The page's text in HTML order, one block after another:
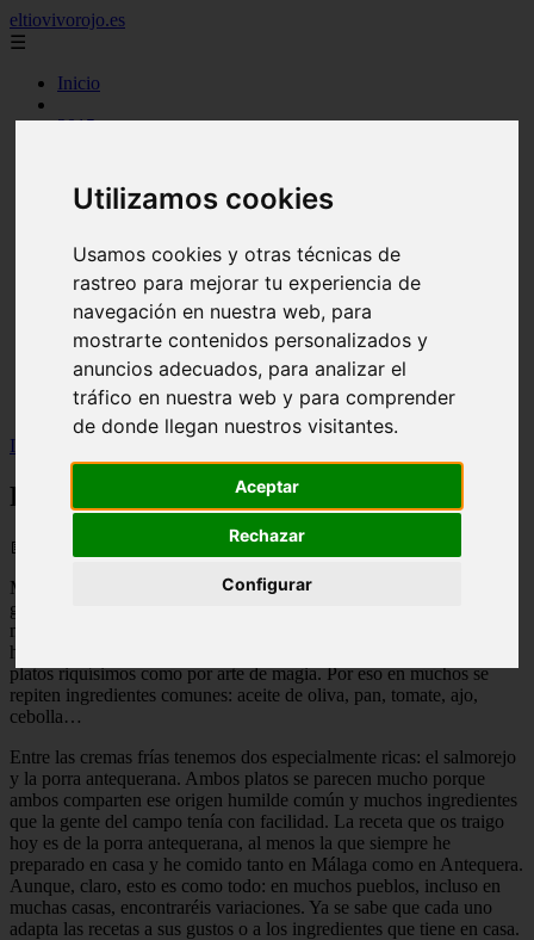
Utilizamos cookies
Usamos cookies y otras técnicas de
rastreo para mejorar tu experiencia de
navegación en nuestra web, para
mostrarte contenidos personalizados y
anuncios adecuados, para analizar el
tráfico en nuestra web y para comprender
de donde llegan nuestros visitantes.
Aceptar
Rechazar
Configurar
eltiovivorojo.es
☰
Inicio
2015
carnes
comidas
huevos
mariscos
otros
postres
producto
reposteria
venezuela
verduras
Inicio
Porra antequerana
📅 21/05/2025
Me encanta la porra antequerana, el salmorejo, el ajoblanco, el
gazpacho… Son, bajo mi punto de vista, de las mejores recetas que
nos brinda el verano. Todas parten de una base común: ingredientes
humildes que hace siglos la gente del campo supo convertir en
platos riquísimos como por arte de magia. Por eso en muchos se
repiten ingredientes comunes: aceite de oliva, pan, tomate, ajo,
cebolla…
Entre las cremas frías tenemos dos especialmente ricas: el salmorejo
y la porra antequerana. Ambos platos se parecen mucho porque
ambos comparten ese origen humilde común y muchos ingredientes
que la gente del campo tenía con facilidad. La receta que os traigo
hoy es de la porra antequerana, al menos la que siempre he
preparado en casa y he comido tanto en Málaga como en Antequera.
Aunque, claro, esto es como todo: en muchos pueblos, incluso en
muchas casas, encontraréis variaciones. Ya se sabe que cada uno
adapta las recetas a sus gustos o a los ingredientes que tiene en casa.